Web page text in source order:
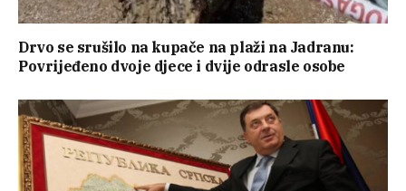
Drvo se srušilo na kupače na plaži na Jadranu:
Povrijeđeno dvoje djece i dvije odrasle osobe